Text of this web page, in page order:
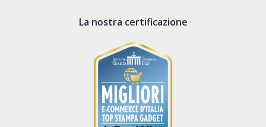
La nostra certificazione